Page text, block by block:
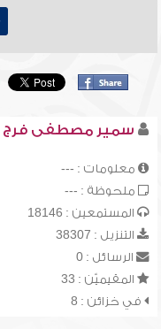
سمير مصطفى فرج
معلومات : ---
ملحوظة : ---
المستمعين : 18146
التنزيل : 38307
الرسائل : 0
المقيميّن : 33
في خزائن : 8